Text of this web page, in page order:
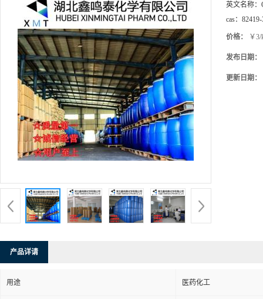
英文名称：
cas：
价格： ￥3/
发布日期：
更新日期：
产品详请
用途 医药化工